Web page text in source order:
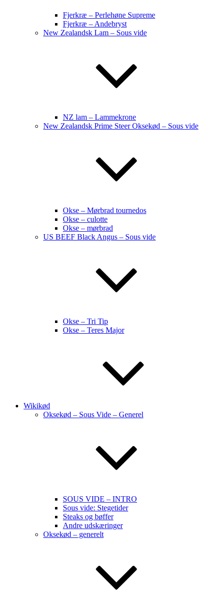
Fjerkræ – Perlehøne Supreme
Fjerkræ – Andebryst
New Zealandsk Lam – Sous vide
NZ lam – Lammekrone
New Zealandsk Prime Steer Oksekød – Sous vide
Okse – Mørbrad tournedos
Okse – culotte
Okse – mørbrad
US BEEF Black Angus – Sous vide
Okse – Tri Tip
Okse – Teres Major
Wikikød
Oksekød – Sous Vide – Generel
SOUS VIDE – INTRO
Sous vide: Stegetider
Steaks og bøffer
Andre udskæringer
Oksekød – generelt